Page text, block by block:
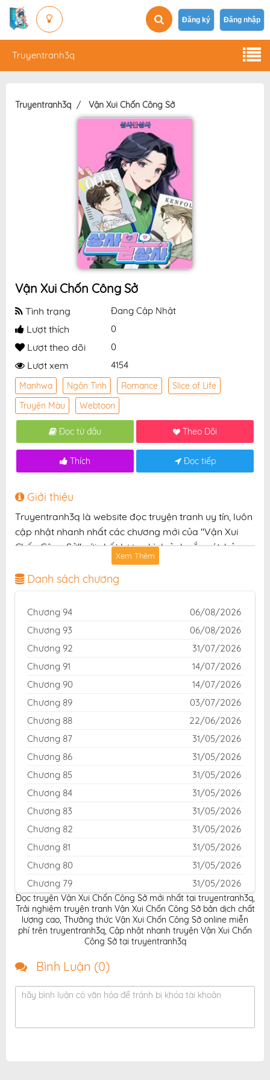
Đăng ký Đăng nhập
Truyentranh3q
Truyentranh3q Vận Xui Chốn Công Sở
Vận Xui Chốn Công Sở
Tình trạng Đang Cập Nhật
Lượt thích 0
Lượt theo dõi 0
Lượt xem 4154
Manhwa Ngôn Tình Romance
Slice of Life
Truyện Màu
Webtoon
Đọc từ đầu Theo Dõi
Thích Đọc tiếp
Giới thiệu
Truyentranh3q là website đọc truyện tranh uy tín, luôn
cập nhật nhanh nhất các chương mới của "Vận Xui
Chốn Công Sở" với chất lượng hình ảnh sắc nét, bản
dịch chuẩn và giao diện thân thiện, mang đến trải
nghiệm đọc truyện hấp dẫn, tiện lợi, hoàn toàn miễn
phí cho độc giả yêu thích truyện tranh online.
Xem Thêm
Danh sách chương
Chương 94
06/08/2026
Chương 93
06/08/2026
Chương 92
31/07/2026
Chương 91
14/07/2026
Chương 90
14/07/2026
Chương 89
03/07/2026
Chương 88
22/06/2026
Chương 87
31/05/2026
Chương 86
31/05/2026
Chương 85
31/05/2026
Chương 84
31/05/2026
Chương 83
31/05/2026
Chương 82
31/05/2026
Chương 81
31/05/2026
Chương 80
31/05/2026
Chương 79
31/05/2026
Chương 78
03/05/2026
Chương 77
14/04/2026
Chương 76
14/04/2026
Chương 74
Chương 73
14/04/2026
Chương 71
14/04/2026
Đọc truyện Vận Xui Chốn Công Sở mới nhất tại truyentranh3q,
Trải nghiệm truyện tranh Vận Xui Chốn Công Sở bản dịch chất
lượng cao, Thưởng thức Vận Xui Chốn Công Sở online miễn
phí trên truyentranh3q, Cập nhật nhanh truyện Vận Xui Chốn
Công Sở tại truyentranh3q
Bình Luận (0)
hãy bình luận có văn hóa để tránh bị khóa tài khoản